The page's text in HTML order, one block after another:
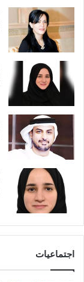
اجتماعيات